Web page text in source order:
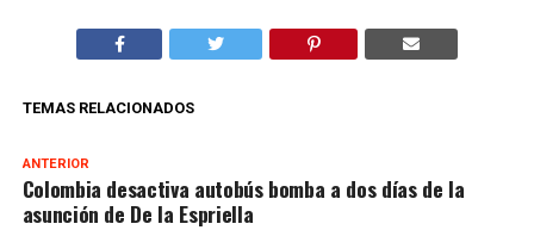
TEMAS RELACIONADOS
ANTERIOR
Colombia desactiva autobús bomba a dos días de la
asunción de De la Espriella